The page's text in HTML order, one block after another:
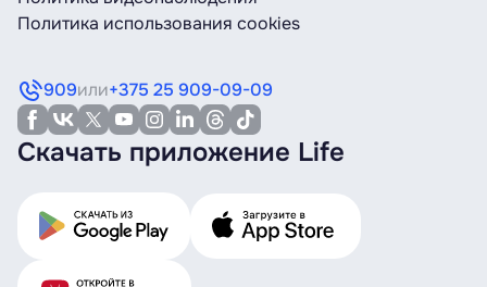
Политика использования cookies
909или+375 25 909-09-09
Скачать приложение Life